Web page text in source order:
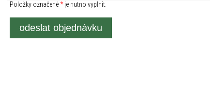
Položky označené*je nutno vyplnit.
odeslat objednávku